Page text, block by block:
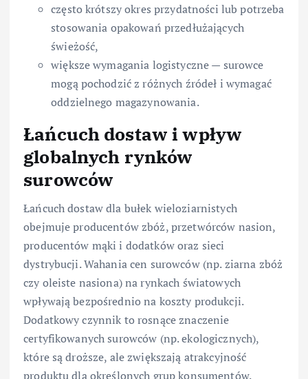
często krótszy okres przydatności lub potrzeba
stosowania opakowań przedłużających
świeżość,
większe wymagania logistyczne — surowce
mogą pochodzić z różnych źródeł i wymagać
oddzielnego magazynowania.
Łańcuch dostaw i wpływ
globalnych rynków
surowców
Łańcuch dostaw dla bułek wieloziarnistych
obejmuje producentów zbóż, przetwórców nasion,
producentów mąki i dodatków oraz sieci
dystrybucji. Wahania cen surowców (np. ziarna zbóż
czy oleiste nasiona) na rynkach światowych
wpływają bezpośrednio na koszty produkcji.
Dodatkowy czynnik to rosnące znaczenie
certyfikowanych surowców (np. ekologicznych),
które są droższe, ale zwiększają atrakcyjność
produktu dla określonych grup konsumentów.